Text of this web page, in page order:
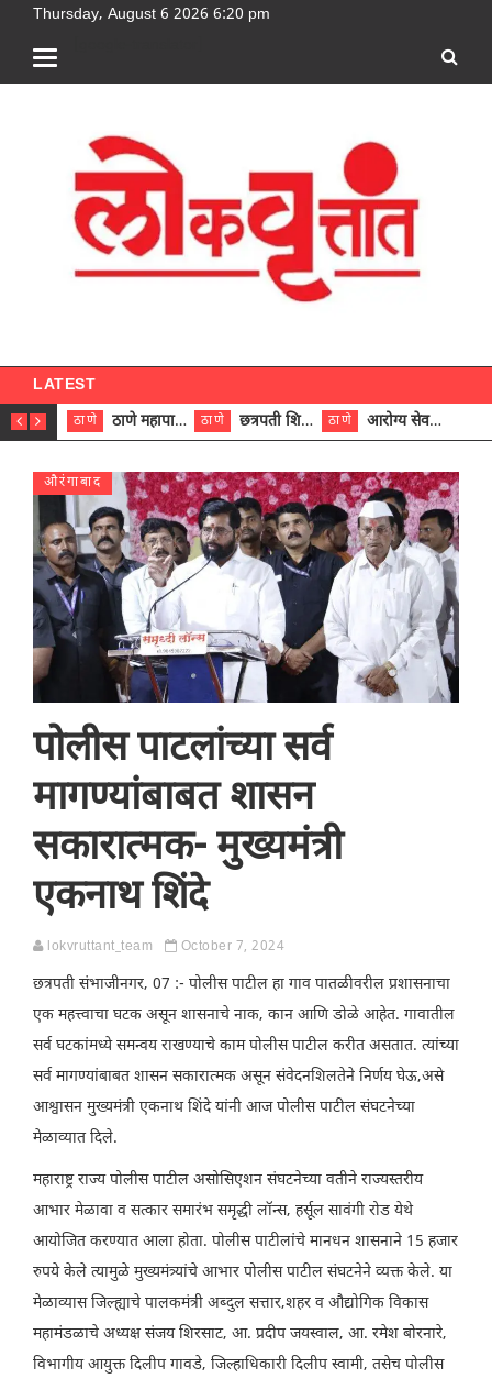
Thursday, August 6 2026 6:20 pm
LATEST
ठाणे ठाणे महापालिकेच्या नऊ प्रभाग समित्यांवर अध्यक्ष विराजमान ठाणे छत्रपती शिवाजी महाराज रुग्णालयात दुर्मिळ ट्युमरची यशस्वी शस्त्रक्रिया ठाणे आरोग्य सेवक (पुरुष) पदावरून ११ कर्मचाऱ्यांना आरोग्य सहाय्यक (पुरुष) पदावर पदोन्नती; मुख्य कार्यकारी अधिकारी रणजित यादव यांच्या हस्ते आदेश वितरण
औरंगाबाद
पोलीस पाटलांच्या सर्व
मागण्यांबाबत शासन
सकारात्मक- मुख्यमंत्री
एकनाथ शिंदे
lokvruttant_team October 7, 2024
छत्रपती संभाजीनगर, 07 :- पोलीस पाटील हा गाव पातळीवरील प्रशासनाचा
एक महत्त्वाचा घटक असून शासनाचे नाक, कान आणि डोळे आहेत. गावातील
सर्व घटकांमध्ये समन्वय राखण्याचे काम पोलीस पाटील करीत असतात. त्यांच्या
सर्व मागण्यांबाबत शासन सकारात्मक असून संवेदनशिलतेने निर्णय घेऊ,असे
आश्वासन मुख्यमंत्री एकनाथ शिंदे यांनी आज पोलीस पाटील संघटनेच्या
मेळाव्यात दिले.
महाराष्ट्र राज्य पोलीस पाटील असोसिएशन संघटनेच्या वतीने राज्यस्तरीय
आभार मेळावा व सत्कार समारंभ समृद्धी लॉन्स, हर्सूल सावंगी रोड येथे
आयोजित करण्यात आला होता. पोलीस पाटीलांचे मानधन शासनाने 15 हजार
रुपये केले त्यामुळे मुख्यमंत्र्यांचे आभार पोलीस पाटील संघटनेने व्यक्त केले. या
मेळाव्यास जिल्ह्याचे पालकमंत्री अब्दुल सत्तार,शहर व औद्योगिक विकास
महामंडळाचे अध्यक्ष संजय शिरसाट, आ. प्रदीप जयस्वाल, आ. रमेश बोरनारे,
विभागीय आयुक्त दिलीप गावडे, जिल्हाधिकारी दिलीप स्वामी, तसेच पोलीस